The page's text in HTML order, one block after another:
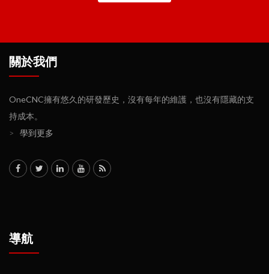
關於我們
OneCNC擁有悠久的研發歷史，沒有每年的維護，也沒有隱藏的支
持成本。
>
學到更多
導航